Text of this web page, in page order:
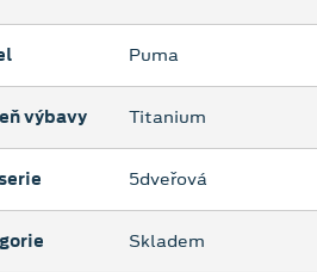
Puma
výbavy Titanium
5dveřová
Skladem